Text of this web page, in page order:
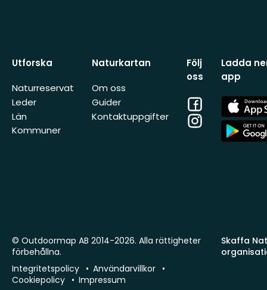
Utforska
Naturreservat
Leder
Län
Kommuner
Naturkartan
Om oss
Guider
Kontaktuppgifter
Följ
oss
Facebook
Instagram
Ladda
app
App
Store
App
Store
Skaffa
© Outdoormap AB 2014-2026. Alla rättigheter
förbehållna.
Integritetspolicy
Användarvillkor
Cookiepolicy
Impressum